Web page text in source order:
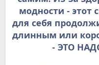
модности -
для себя
длинным или
- ЭТО